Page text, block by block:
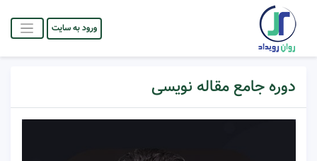
ورود به سایت
دوره جامع مقاله نویسی